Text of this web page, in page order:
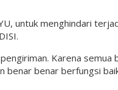
untuk menghindari
Karena semua
benar benar berfungsi